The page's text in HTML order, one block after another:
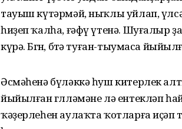
тауыш күтәрмәй, ныҡлы уйлап,
һиҙеп ҡалһа, ғәфү үтенә. Шуғалыр
күрә. Бөгөн, бөтә туған-тыумаса
Әсмәһенә бүләккә һуш китерлек
йыйылған гөлләмәне лә ентекләп
ҡәҙерлеһен аулаҡта ҡотларға